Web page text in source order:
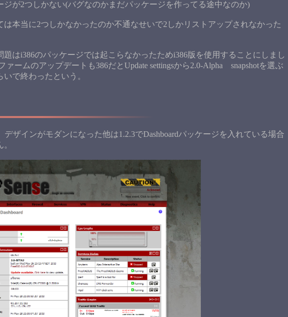
ジが2つしかない(バグなのかまだパッケージを作ってる途中なのか)
は本当に2つしかなかったのか不通なせいで2しかリストアップされなかった
題はi386のパッケージでは起こらなかったためi386版を使用することにしまし
ァームのアップデートも386だとUpdate settingsから2.0-Alpha snapshotを選ぶ
いで終わったという。
ザインがモダンになった他は1.2.3でDashboardパッケージを入れている場合